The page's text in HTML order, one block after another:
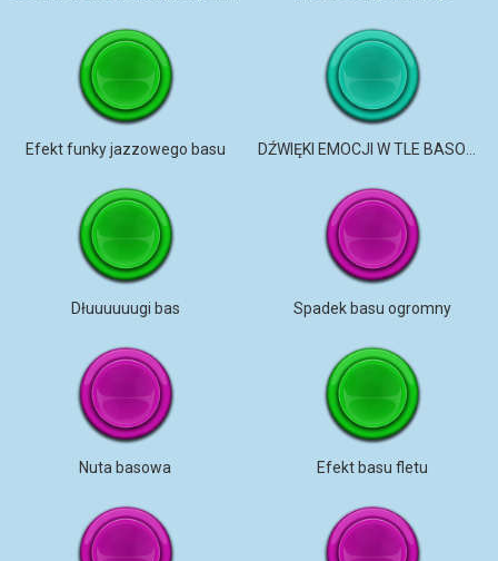
Efekt funky jazzowego basu
Dłuuuuuugi bas Spadek basu ogromny
Nuta basowa Efekt basu fletu